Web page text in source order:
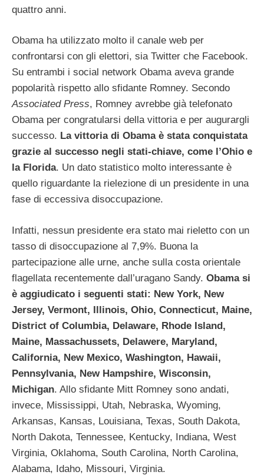
quattro anni.
Obama ha utilizzato molto il canale web per
confrontarsi con gli elettori, sia Twitter che Facebook.
Su entrambi i social network Obama aveva grande
popolarità rispetto allo sfidante Romney. Secondo
Associated Press, Romney avrebbe già telefonato
Obama per congratularsi della vittoria e per augurargli
successo. La vittoria di Obama è stata conquistata
grazie al successo negli stati-chiave, come l’Ohio e
la Florida. Un dato statistico molto interessante è
quello riguardante la rielezione di un presidente in una
fase di eccessiva disoccupazione.
Infatti, nessun presidente era stato mai rieletto con un
tasso di disoccupazione al 7,9%. Buona la
partecipazione alle urne, anche sulla costa orientale
flagellata recentemente dall’uragano Sandy. Obama si
è aggiudicato i seguenti stati: New York, New
Jersey, Vermont, Illinois, Ohio, Connecticut, Maine,
District of Columbia, Delaware, Rhode Island,
Maine, Massachussets, Delawere, Maryland,
California, New Mexico, Washington, Hawaii,
Pennsylvania, New Hampshire, Wisconsin,
Michigan. Allo sfidante Mitt Romney sono andati,
invece, Mississippi, Utah, Nebraska, Wyoming,
Arkansas, Kansas, Louisiana, Texas, South Dakota,
North Dakota, Tennessee, Kentucky, Indiana, West
Virginia, Oklahoma, South Carolina, North Carolina,
Alabama, Idaho, Missouri, Virginia.